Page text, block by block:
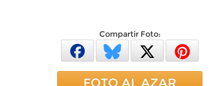
Compartir Foto:
FOTO AL AZAR